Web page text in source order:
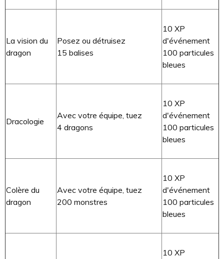
La vision du
dragon
Posez ou détruisez
15 balises
10 XP
d'événement
100 particules
bleues
Dracologie
Avec votre équipe, tuez
4 dragons
10 XP
d'événement
100 particules
bleues
Colère du
dragon
Avec votre équipe, tuez
200 monstres
10 XP
d'événement
100 particules
bleues
10 XP